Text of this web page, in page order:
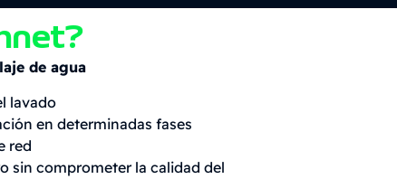
de agua
lavado
en determinadas fases
red
sin comprometer la calidad del